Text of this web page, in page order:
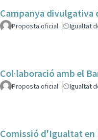
Campanya divulgativa
Proposta oficial Igualtat
Col·laboració amb el
Proposta oficial Igualtat
Comissió d'Igualtat